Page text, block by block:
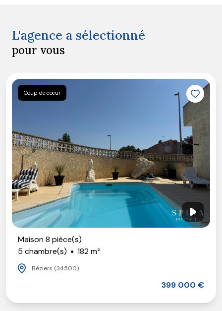
L'agence a sélectionné
pour vous
Coup de coeur
Maison 8 pièce(s)
5 chambre(s)
182 m²
Béziers (34500)
399 000 €